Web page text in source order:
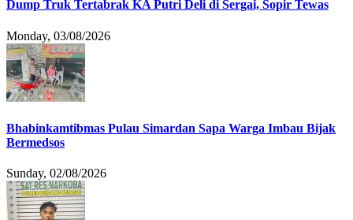
Dump Truk Tertabrak KA Putri Deli di Sergai, Sopir Tewas
Monday, 03/08/2026
Bhabinkamtibmas Pulau Simardan Sapa Warga Imbau Bijak
Bermedsos
Sunday, 02/08/2026